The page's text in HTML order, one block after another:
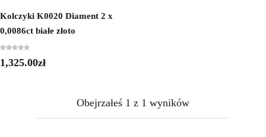
Kolczyki K0020 Diament 2 x
0,0086ct białe złoto
1,325.00zł
Obejrzałeś 1 z 1 wyników